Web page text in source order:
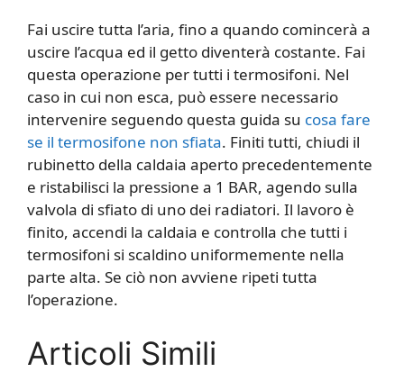
Fai uscire tutta l’aria, fino a quando comincerà a
uscire l’acqua ed il getto diventerà costante. Fai
questa operazione per tutti i termosifoni. Nel
caso in cui non esca, può essere necessario
intervenire seguendo questa guida su cosa fare
se il termosifone non sfiata. Finiti tutti, chiudi il
rubinetto della caldaia aperto precedentemente
e ristabilisci la pressione a 1 BAR, agendo sulla
valvola di sfiato di uno dei radiatori. Il lavoro è
finito, accendi la caldaia e controlla che tutti i
termosifoni si scaldino uniformemente nella
parte alta. Se ciò non avviene ripeti tutta
l’operazione.
Articoli Simili